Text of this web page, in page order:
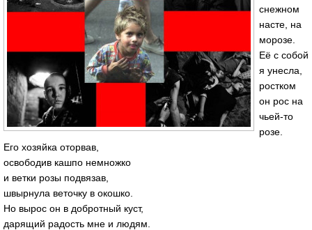
снежном
насте, на
морозе.
Её с собой
я унесла,
ростком
он рос на
чьей-то
розе.
Его хозяйка оторвав,
освободив кашпо немножко
и ветки розы подвязав,
швырнула веточку в окошко.
Но вырос он в добротный куст,
дарящий радость мне и людям.